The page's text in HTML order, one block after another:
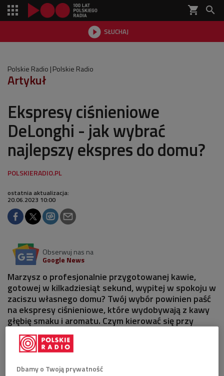
shopping_cart 
 SŁUCHAJ

Polskie Radio Polskie Radio
Artykuł
Ekspresy ciśnieniowe
DeLonghi - jak wybrać
najlepszy ekspres do domu?
ostatnia aktualizacja:
20.06.2023 10:00
Obserwuj nas na
Google News
Marzysz o profesjonalnie przygotowanej kawie,
gotowej w kilkadziesiąt sekund, wypitej w spokoju w
zaciszu własnego domu? Twój wybór powinien paść
na ekspresy ciśnieniowe, które wydobywają z kawy
głębię smaku i aromatu. Czym kierować się przy
decyzji o zakupie ekspresu? Czym wyróżnia się
ekspres do kawy DeLonghi?
Dbamy o Twoją prywatność